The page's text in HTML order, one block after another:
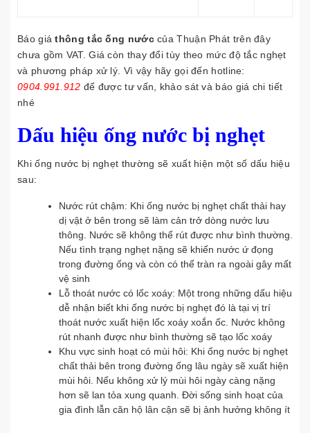
Báo giáthông tắc ống nướccủa Thuận Phát trên đây
chưa gồm VAT. Giá còn thay đổi tùy theo mức độ tắc nghẹt
và phương pháp xử lý. Vì vậy hãy gọi đến hotline:
0904.991.912 để được tư vấn, khảo sát và báo giá chi tiết
nhé
Dấu hiệu ống nước bị nghẹt
Khi ống nước bị nghẹt thường sẽ xuất hiện một số dấu hiệu
sau:
Nước rút chậm: Khi ống nước bị nghẹt chất thải hay
dị vật ở bên trong sẽ làm cản trở dòng nước lưu
thông. Nước sẽ không thể rút được như bình thường.
Nếu tình trạng nghẹt nặng sẽ khiến nước ứ đọng
trong đường ống và còn có thể tràn ra ngoài gây mất
vệ sinh
Lỗ thoát nước có lốc xoáy: Một trong những dấu hiệu
dễ nhận biết khi ống nước bị nghẹt đó là tại vị trí
thoát nước xuất hiện lốc xoáy xoắn ốc. Nước không
rút nhanh được như bình thường sẽ tạo lốc xoáy
Khu vực sinh hoạt có mùi hôi: Khi ống nước bị nghẹt
chất thải bên trong đường ống lâu ngày sẽ xuất hiện
mùi hôi. Nếu không xử lý mùi hôi ngày càng nặng
hơn sẽ lan tỏa xung quanh. Đời sống sinh hoạt của
gia đình lẫn căn hộ lân cận sẽ bị ảnh hưởng không ít